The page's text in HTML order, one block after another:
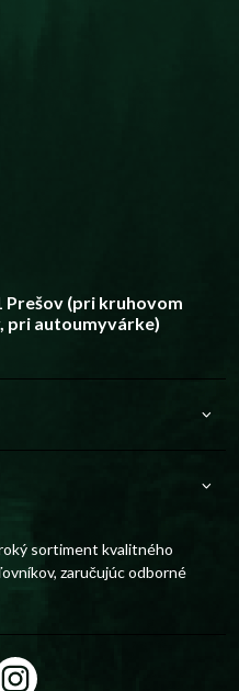
Prešov (pri kruhovom
pri autoumyvárke)
sortiment kvalitného
zaručujúc odborné